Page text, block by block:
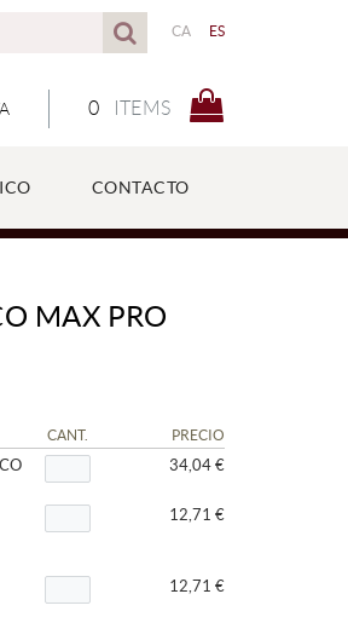
CA ES
0 ITEMS
CONTACTO
MAX PRO
CANT. PRECIO
34,04 €
12,71 €
12,71 €